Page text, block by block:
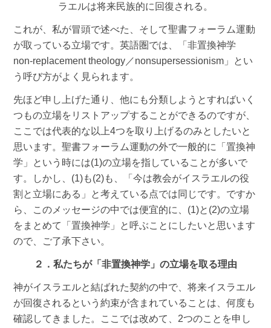
ラエルは将来民族的に回復される。
これが、私が冒頭で述べた、そして聖書フォーラム運動
が取っている立場です。英語圏では、「非置換神学
non-replacement theology／nonsupersessionism」とい
う呼び方がよく見られます。
先ほど申し上げた通り、他にも分類しようとすればいく
つもの立場をリストアップすることができるのですが、
ここでは代表的な以上4つを取り上げるのみとしたいと
思います。聖書フォーラム運動の外で一般的に「置換神
学」という時には(1)の立場を指していることが多いで
す。しかし、(1)も(2)も、「今は教会がイスラエルの役
割と立場にある」と考えている点では同じです。ですか
ら、このメッセージの中では便宜的に、(1)と(2)の立場
をまとめて「置換神学」と呼ぶことにしたいと思います
ので、ご了承下さい。
２．私たちが「非置換神学」の立場を取る理由
神がイスラエルと結ばれた契約の中で、将来イスラエル
が回復されるという約束が含まれていることは、何度も
確認してきました。ここでは改めて、2つのことを申し